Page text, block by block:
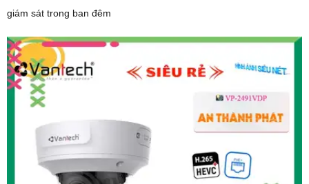
giám sát trong ban đêm